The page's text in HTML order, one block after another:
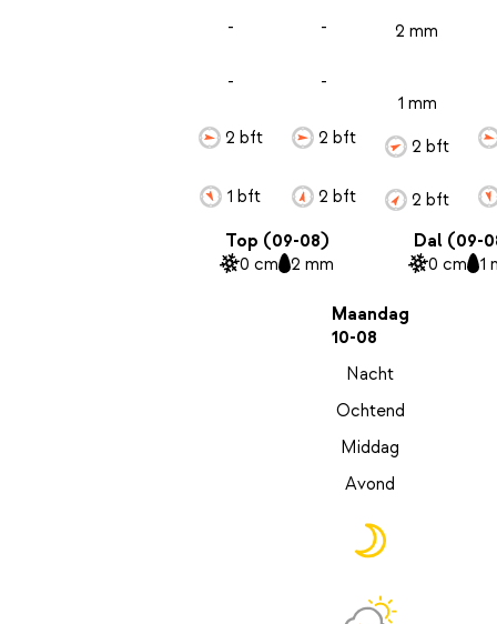
-
-
2 bft
1 bft
-
-
2 bft
2 bft
2 mm
1 mm
2 bft
2 bft
Top (09-08)
0 cm 2 mm
Dal (09-
0 cm 1
Maandag
10-08
Nacht
Ochtend
Middag
Avond